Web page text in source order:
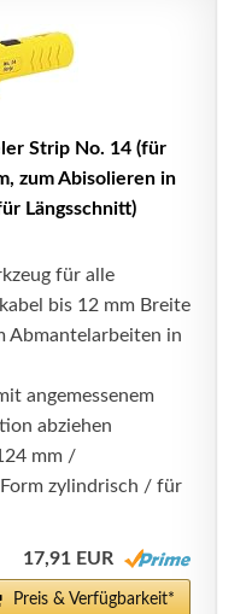
Strip No. 14 (für
zum Abisolieren in
Längsschnitt)
für alle
bis 12 mm Breite
Abmantelarbeiten in
angemessenem
abziehen
mm /
zylindrisch / für
17,91 EUR
Preis & Verfügbarkeit*